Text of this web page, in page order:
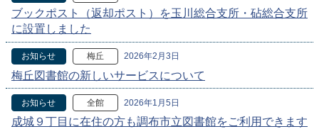
ブックポスト（返却ポスト）を玉川総合支所・砧総合支所
に設置しました
お知らせ 梅丘 2026年2月3日
梅丘図書館の新しいサービスについて
お知らせ 全館 2026年1月5日
成城９丁目に在住の方も調布市立図書館をご利用できます